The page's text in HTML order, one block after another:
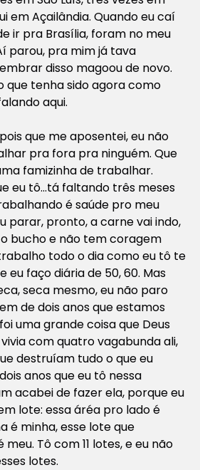
em Açailândia. Quando eu caí
ir pra Brasília, foram no meu
parou, pra mim já tava
disso magoou de novo.
que tenha sido agora como
aqui.
que me aposentei, eu não
pra fora pra ninguém. Que
famizinha de trabalhar.
eu tô…tá faltando três meses
é saúde pro meu
parar, pronto, a carne vai indo,
bucho e não tem coragem
todo o dia como eu tô te
eu faço diária de 50, 60. Mas
seca mesmo, eu não paro
de dois anos que estamos
uma grande coisa que Deus
com quatro vagabunda ali,
destruíam tudo o que eu
anos que eu tô nessa
acabei de fazer ela, porque eu
lote: essa áréa pro lado é
é minha, esse lote que
Tô com 11 lotes, e eu não
lotes.